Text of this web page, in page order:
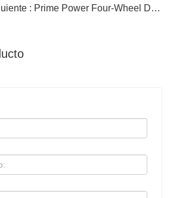
Siguiente entrada siguiente : Prime Power Four-Wheel Drive Edition Electric Vehicle Car para ID.6x